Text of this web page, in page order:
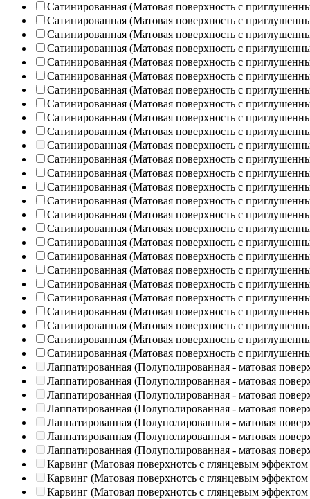
Сатинированная (Матовая поверхность с
Сатинированная (Матовая поверхность с
Сатинированная (Матовая поверхность с
Сатинированная (Матовая поверхность с
Сатинированная (Матовая поверхность с
Сатинированная (Матовая поверхность с
Сатинированная (Матовая поверхность с
Сатинированная (Матовая поверхность с
Сатинированная (Матовая поверхность с
Сатинированная (Матовая поверхность с
Сатинированная (Матовая поверхность с
Сатинированная (Матовая поверхность с
Сатинированная (Матовая поверхность с
Сатинированная (Матовая поверхность с
Сатинированная (Матовая поверхность с
Сатинированная (Матовая поверхность с
Сатинированная (Матовая поверхность с
Сатинированная (Матовая поверхность с
Сатинированная (Матовая поверхность с
Сатинированная (Матовая поверхность с
Сатинированная (Матовая поверхность с
Сатинированная (Матовая поверхность с
Сатинированная (Матовая поверхность с
Сатинированная (Матовая поверхность с
Сатинированная (Матовая поверхность с
Сатинированная (Матовая поверхность с
Лаппатированная (Полуполированная - матовая
Лаппатированная (Полуполированная - матовая
Лаппатированная (Полуполированная - матовая
Лаппатированная (Полуполированная - матовая
Лаппатированная (Полуполированная - матовая
Лаппатированная (Полуполированная - матовая
Лаппатированная (Полуполированная - матовая
Карвинг (Матовая поверхнотсь с глянцевым эффектом
Карвинг (Матовая поверхнотсь с глянцевым эффектом
Карвинг (Матовая поверхнотсь с глянцевым эффектом